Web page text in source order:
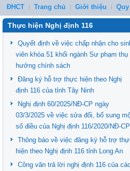
ĐHCT Trang chủ Giới thiệu
Thực hiện Nghị định 116
Quyết định về việc chấp nhận cho
viên khóa 51 khối ngành Sư phạm thụ
hưởng chính sách
Đăng ký hỗ trợ thực hiện theo Nghị
định 116 của tỉnh Tây Ninh
Nghị định 60/2025/NĐ-CP ngày
03/3/2025 về việc sửa đổi, bổ sung
số điều của Nghị định 116/2020/NĐ-CP
Thông báo về việc đăng ký hỗ trợ
hiện theo Nghị định 116 tỉnh Long An
Công văn trả lời nghị định 116 của các